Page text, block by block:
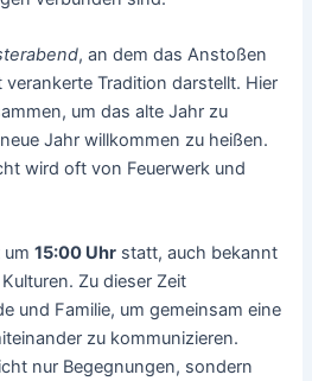
, an dem das Anstoßen
Tradition darstellt. Hier
um das alte Jahr zu
Jahr willkommen zu heißen.
wird oft von Feuerwerk und
um15:00 Uhr statt, auch bekannt
Zu dieser Zeit
und Familie, um gemeinsam eine
zu kommunizieren.
nur Begegnungen, sondern